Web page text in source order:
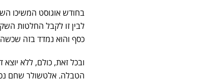
בחודש אוגוסט המשיכו
לבין זו לקבל החלטות
כסף והוא נמדד בזה
ובכל זאת, כולם, ללא
הטבלה. אלטשולר שחם